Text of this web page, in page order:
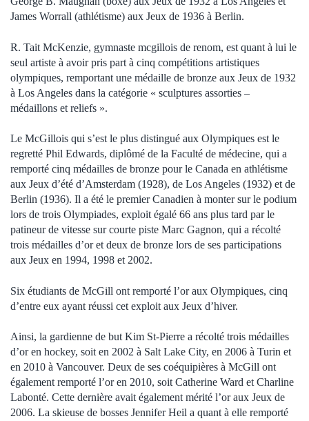
James Worrall (athlétisme) aux Jeux de 1936 à Berlin.
R. Tait McKenzie, gymnaste mcgillois de renom, est quant à lui le
seul artiste à avoir pris part à cinq compétitions artistiques
olympiques, remportant une médaille de bronze aux Jeux de 1932
à Los Angeles dans la catégorie « sculptures assorties –
médaillons et reliefs ».
Le McGillois qui s’est le plus distingué aux Olympiques est le
regretté Phil Edwards, diplômé de la Faculté de médecine, qui a
remporté cinq médailles de bronze pour le Canada en athlétisme
aux Jeux d’été d’Amsterdam (1928), de Los Angeles (1932) et de
Berlin (1936). Il a été le premier Canadien à monter sur le podium
lors de trois Olympiades, exploit égalé 66 ans plus tard par le
patineur de vitesse sur courte piste Marc Gagnon, qui a récolté
trois médailles d’or et deux de bronze lors de ses participations
aux Jeux en 1994, 1998 et 2002.
Six étudiants de McGill ont remporté l’or aux Olympiques, cinq
d’entre eux ayant réussi cet exploit aux Jeux d’hiver.
Ainsi, la gardienne de but Kim St-Pierre a récolté trois médailles
d’or en hockey, soit en 2002 à Salt Lake City, en 2006 à Turin et
en 2010 à Vancouver. Deux de ses coéquipières à McGill ont
également remporté l’or en 2010, soit Catherine Ward et Charline
Labonté. Cette dernière avait également mérité l’or aux Jeux de
2006. La skieuse de bosses Jennifer Heil a quant à elle remporté